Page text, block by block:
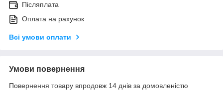
Післяплата
Оплата на рахунок
Всі умови оплати
Умови повернення
Повернення товару впродовж 14 днів за домовленістю